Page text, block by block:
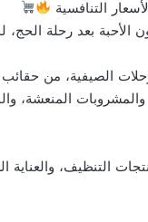
التنافسية
بعد رحلة الحج،
الصيفية، من
المنعشة،
التنظيف، والعناية